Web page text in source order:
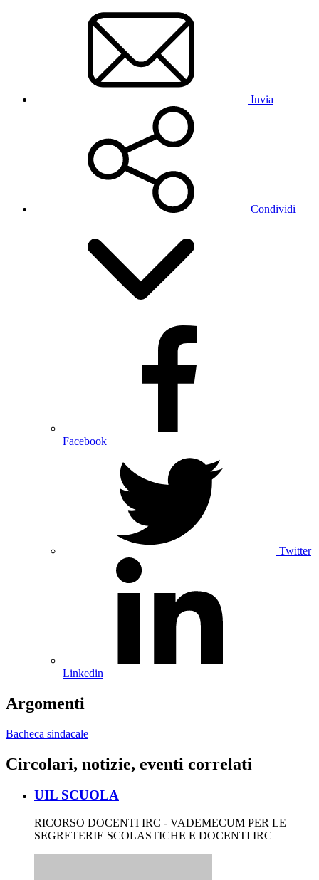
Invia
Condividi
Facebook
Twitter
Linkedin
Argomenti
Bacheca sindacale
Circolari, notizie, eventi correlati
UIL SCUOLA
RICORSO DOCENTI IRC - VADEMECUM PER LE
SEGRETERIE SCOLASTICHE E DOCENTI IRC